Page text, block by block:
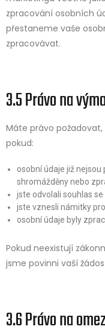
zpracování osobních
přestaneme vaše
zpracovávat.
3.5 Právo na
Máte právo
pokud:
osobní údaje již
shromážděny nebo
jste odvolali souhlas
jste vznesli námitky
osobní údaje byly
Pokud neexistují
jsme povinni vaší
3.6 Právo na